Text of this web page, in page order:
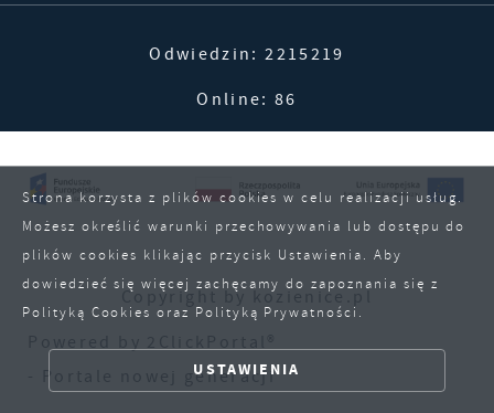
Odwiedzin: 2215219
Online: 86
Copyright by kozienice.pl
- Portale nowej generacji
Strona korzysta z plików cookies w celu realizacji usług.
Możesz określić warunki przechowywania lub dostępu do
plików cookies klikając przycisk Ustawienia. Aby
dowiedzieć się więcej zachęcamy do zapoznania się z
Polityką Cookies oraz Polityką Prywatności.
USTAWIENIA
ZAPISZ WYBRANE
ZEZWÓL NA WSZYSTKIE